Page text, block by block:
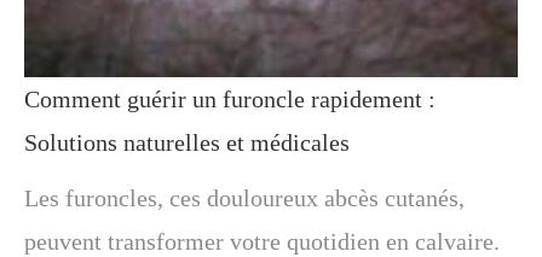
Comment guérir un furoncle rapidement :
Solutions naturelles et médicales
Les furoncles, ces douloureux abcès cutanés,
peuvent transformer votre quotidien en calvaire.